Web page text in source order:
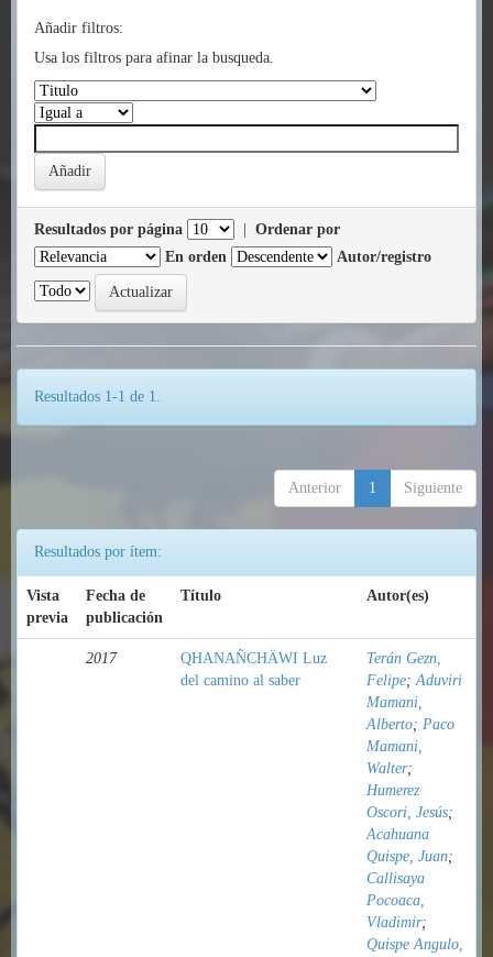
Añadir filtros:
Usa los filtros para afinar la busqueda.
Resultados por página
Ordenar por
En orden
Autor/registro
Resultados 1-1 de 1.
Anterior 1 Siguiente
Resultados por ítem:
Vista
previa
Fecha de
publicación
Título Autor(es)
2017
QHANAÑCHÄWI Luz
del camino al saber
Terán Gezn,
Felipe;Aduviri
Mamani,
Alberto; Paco
Mamani,
Walter;
Humerez
Oscori, Jesús;
Acahuana
Quispe, Juan;
Callisaya
Pocoaca,
Vladimir;
Quispe Angulo,